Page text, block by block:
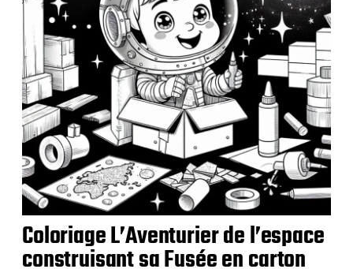
Coloriage L’Aventurier de l’espace
construisant sa Fusée en carton